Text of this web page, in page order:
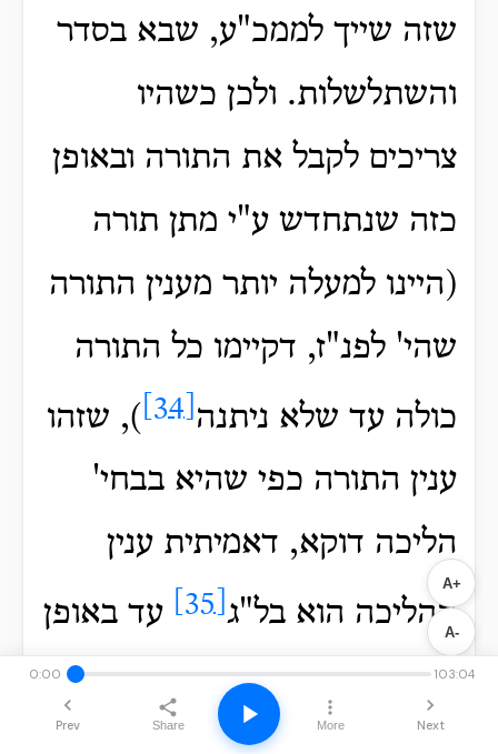
שזה שייך לממכ"ע, שבא בסדר
והשתלשלות. ולכן כשהיו
צריכים לקבל את התורה ובאופן
כזה שנתחדש ע"י מתן תורה
(היינו למעלה יותר מענין התורה
שהי' לפנ"ז, דקיימו כל התורה
כולה עד שלא ניתנה
), שזהו
ענין התורה כפי שהיא בבחי'
הליכה דוקא, דאמיתית ענין
ההליכה הוא בל"ג
עד באופן
דאי"ע, ועד באופן כזה שאפילו
כשהגיע כבר להבל"ג שבתורה
A+
A-
0:00 103:04
Prev Share More Next